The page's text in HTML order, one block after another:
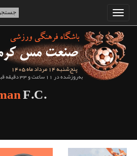
پنج‌شنبه 14 مرداد ماه 1405
به‌روزشده در 11 ساعت و 33 دقیقه قبل
F.C.